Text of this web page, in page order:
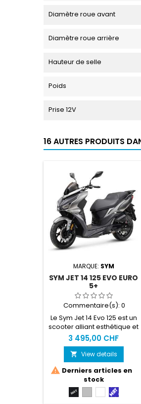
Diamètre roue avant
Diamètre roue arrière
Hauteur de selle
Poids
Prise 12V
16 AUTRES PRODUITS
MARQUE: SYM
SYM JET 14 125 EVO EURO
5+
Commentaire(s): 0
Le Sym Jet 14 Evo 125 est un
scooter alliant esthétique et
praticité. Son plancher plat
et son grand coffre sous
selle font de lui un utilitaire
incontournableACHAT EN
LIGNE = SERVICE CLEFS EN
MAINS OBLIGATOIREvoir les
CONDITIONS D'ACHAT EN
LIGNE Plus d'info sur notre
3 495,00 CHF
 View details
 Derniers articles en
stock
Noir
matclair
Blanche
Bleu
mat